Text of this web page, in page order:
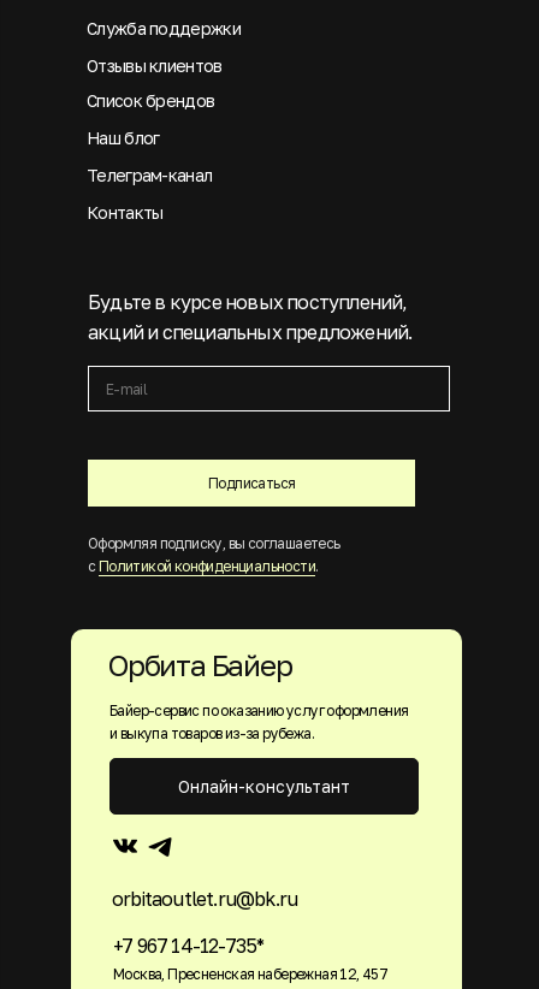
Подписаться
Будьте в курсе новых поступлений,
акций и специальных предложений.
Оформляя подписку, вы соглашаетесь
с Политикой конфиденциальности.
Служба поддержки
Отзывы клиентов
Список брендов
Наш блог
Телеграм-канал
Контакты
Байер-сервис по оказанию услуг оформления
и выкупа товаров из-за рубежа.
+7 967 14-12-735*
Москва, Пресненская набережная 12, 457
orbitaoutlet.ru@bk.ru
Онлайн-консультант
Орбита Байер